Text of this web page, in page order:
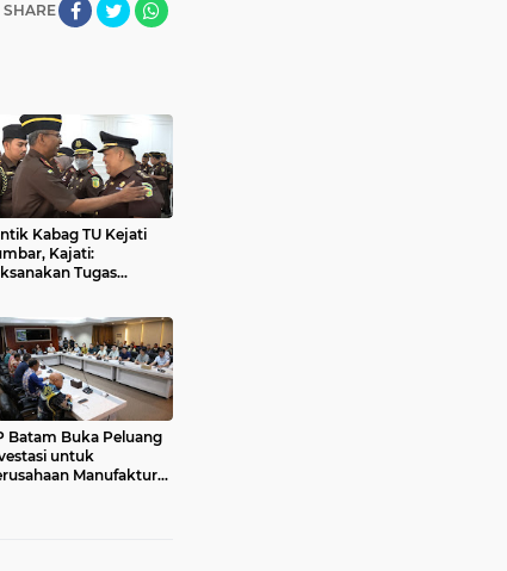
SHARE
Kabag TU Kejati
Kajati:
Tugas
Batam Buka Peluang
untuk
Manufaktur